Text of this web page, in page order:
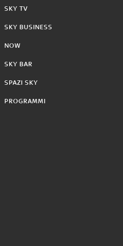
SKY TV
SKY BUSINESS
NOW
SKY BAR
SPAZI SKY
PROGRAMMI